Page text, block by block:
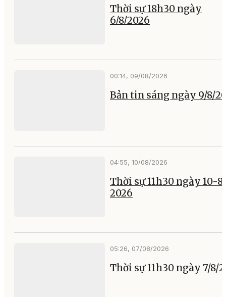
Thời sự 18h30 ngày
6/8/2026
00:14, 09/08/2026
Bản tin sáng ngày 9/8/
04:55, 10/08/2026
Thời sự 11h30 ngày 10-
2026
05:26, 07/08/2026
Thời sự 11h30 ngày 7/8/